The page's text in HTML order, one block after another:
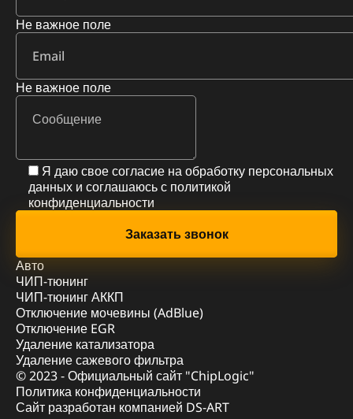
Не важное поле
Не важное поле
Я даю свое согласие на обработку персональных
данных и соглашаюсь с политикой
конфиденциальности
Авто
ЧИП-тюнинг
ЧИП-тюнинг АККП
Отключение мочевины (AdBlue)
Отключение EGR
Удаление катализатора
Удаление сажевого фильтра
© 2023 - Официальный сайт "ChipLogic"
Политика конфиденциальности
Сайт разработан компанией DS-ART